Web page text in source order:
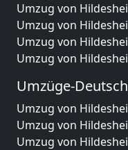
Umzug von
Umzug von
Umzug von
Umzug von
Umzüge-
Umzug von
Umzug von
Umzug von